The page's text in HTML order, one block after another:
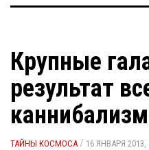
Крупные
результат
ТАЙНЫ КОСМОСА / 16 ЯНВАРЯ 2013,